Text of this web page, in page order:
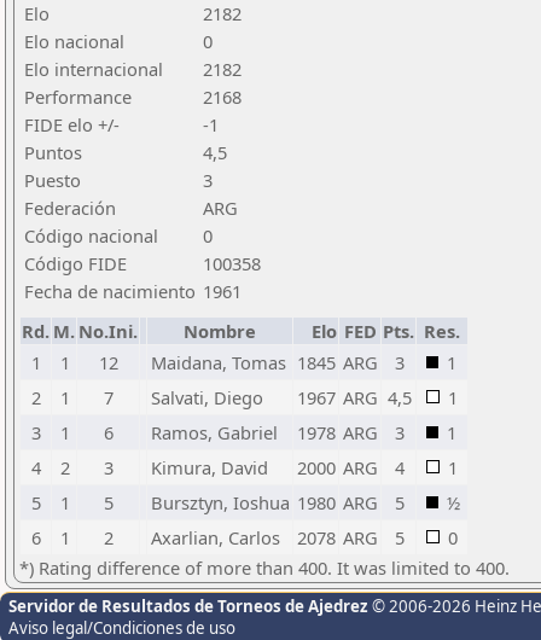
Elo
2182
Elo nacional
0
Elo internacional
2182
Performance
2168
FIDE elo +/-
-1
Puntos
4,5
Puesto
3
Federación
ARG
Código nacional
0
Código FIDE
100358
Fecha de nacimiento 1961
Rd. M. No.Ini. Nombre Elo FED Pts. Res.
1
1 12 Maidana, Tomas 1845 ARG 3
1
2
1 7 Salvati, Diego 1967 ARG 4,5
1
3
1 6 Ramos, Gabriel 1978 ARG 3
1
4
2 3 Kimura, David 2000 ARG 4
1
5
1 5 Bursztyn, Ioshua 1980 ARG 5
½
6
1 2 Axarlian, Carlos 2078 ARG 5
0
*) Rating difference of more than 400. It was limited to 400.
Servidor de Resultados de Torneos de Ajedrez © 2006-2026 Heinz
Aviso legal/Condiciones de uso